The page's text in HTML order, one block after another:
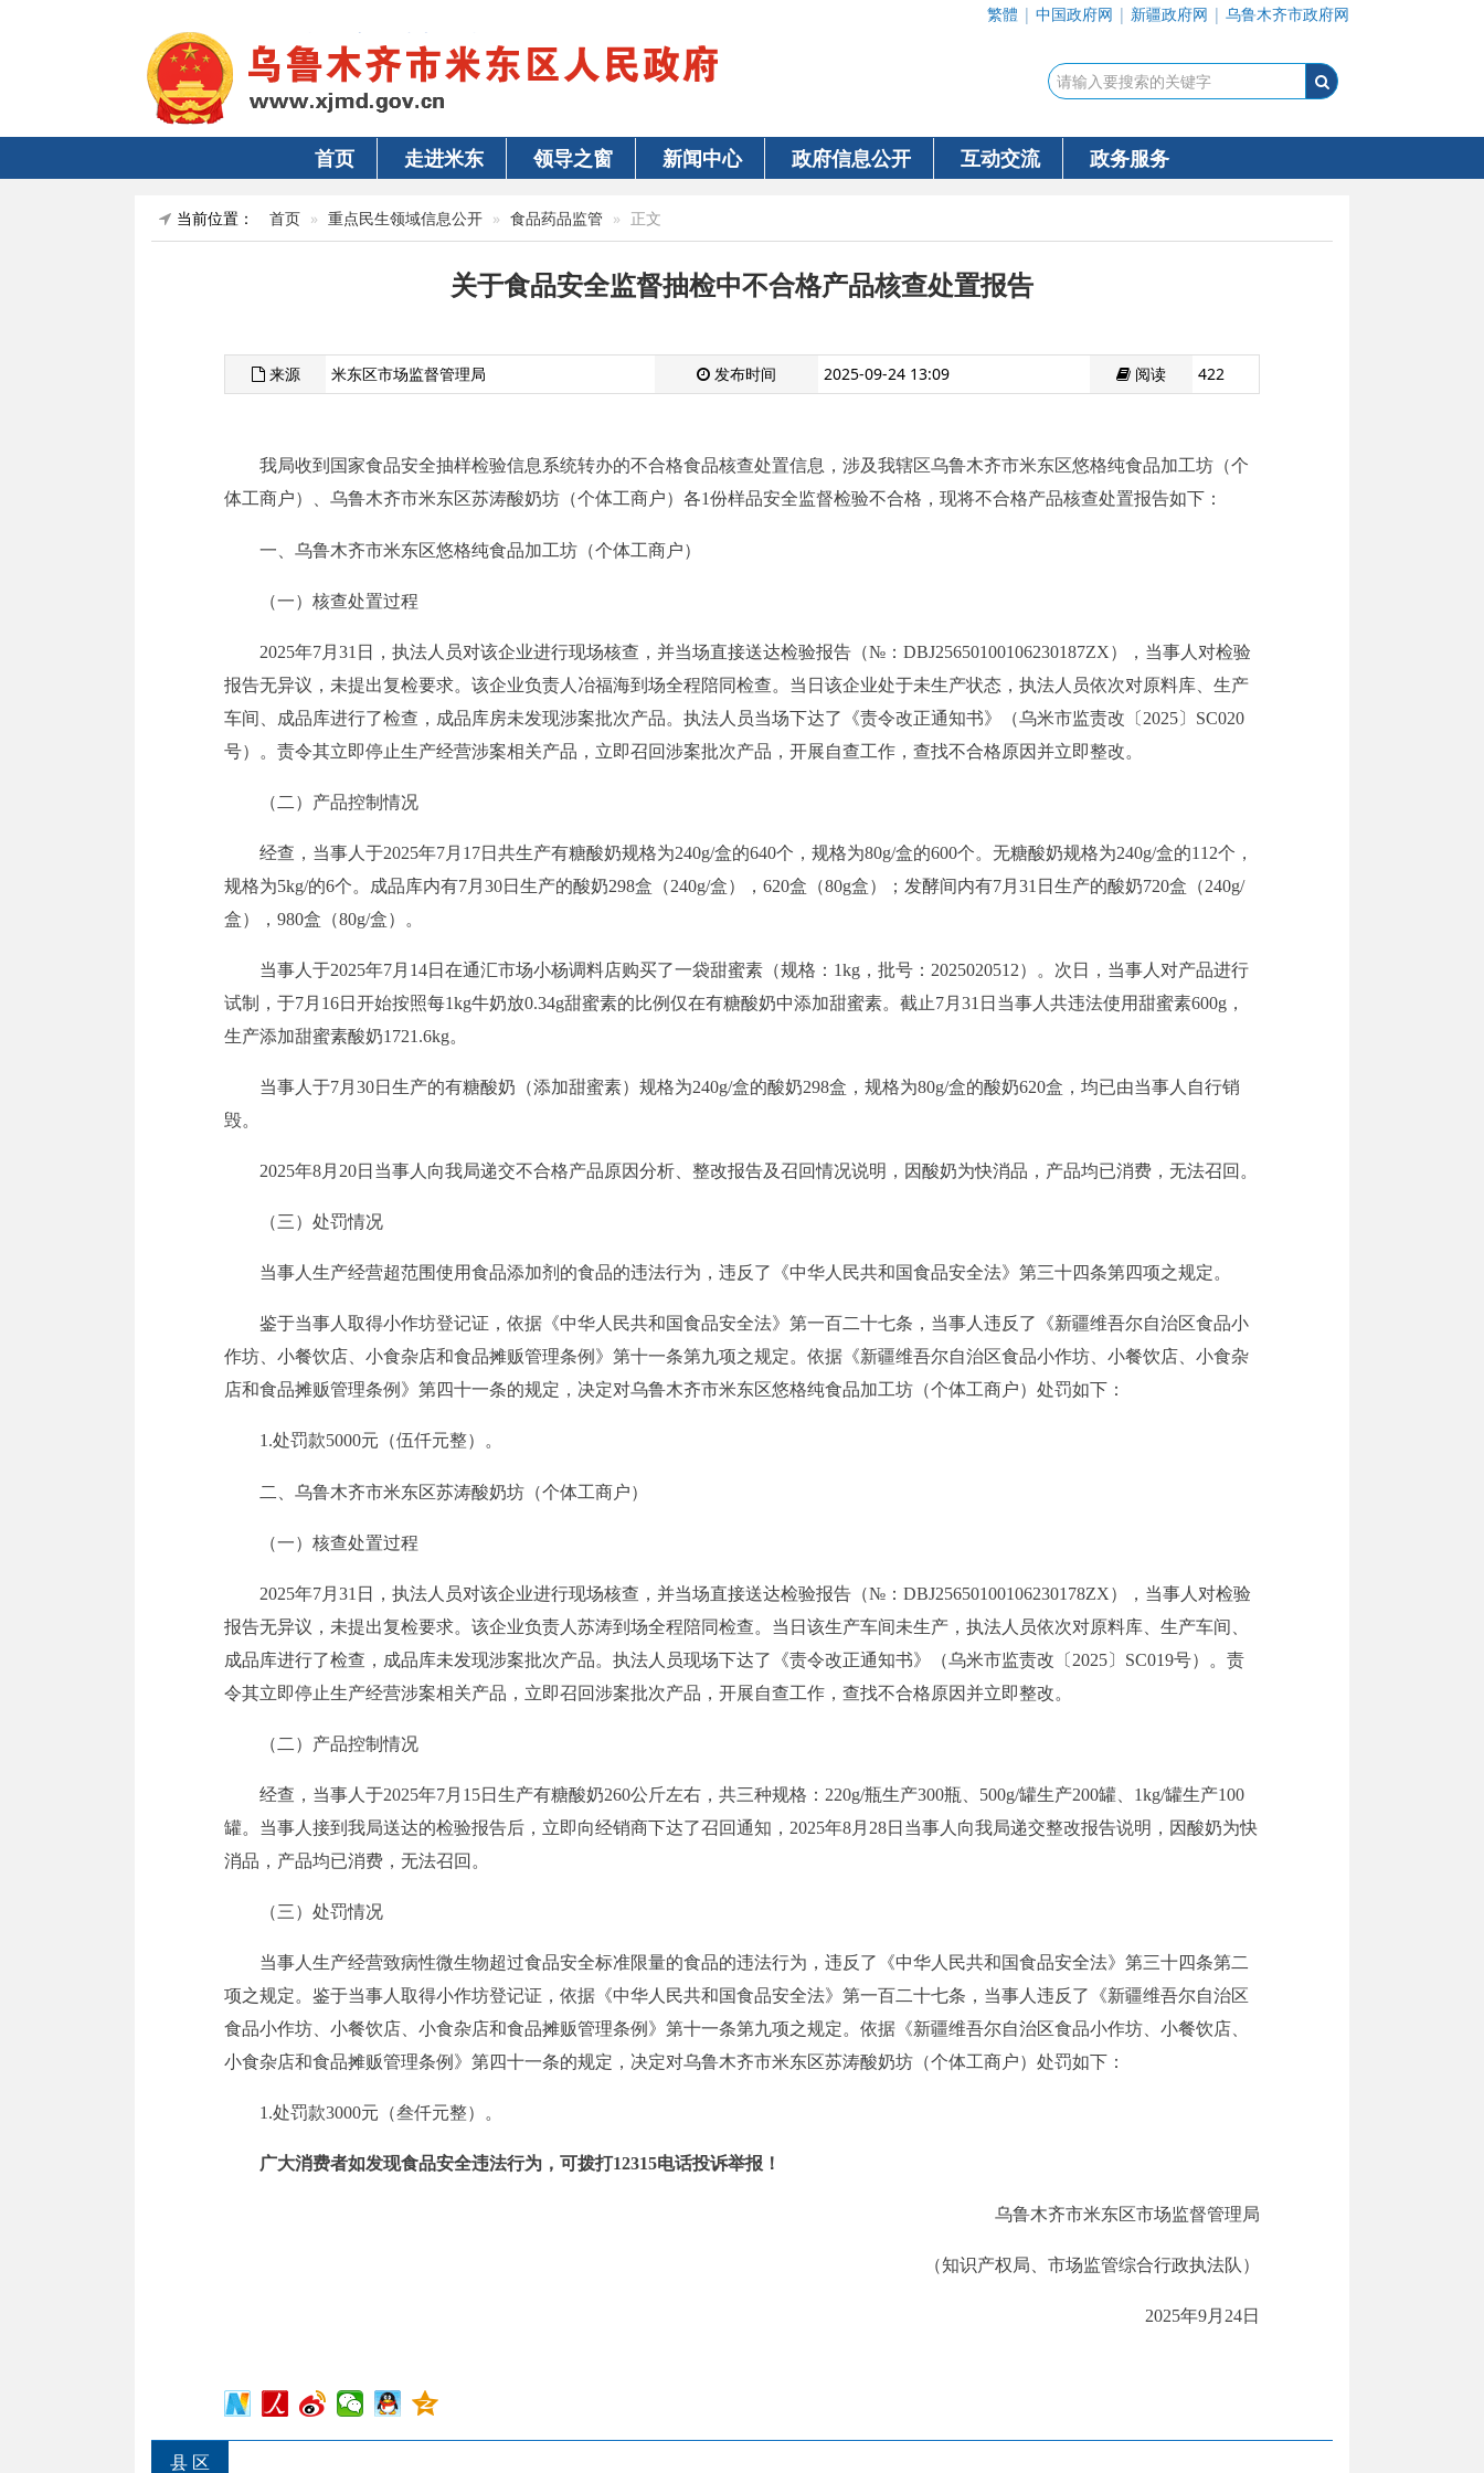
繁體 | 中国政府网 | 新疆政府网 | 乌鲁木齐市政府网
首页 走进米东 领导之窗 新闻中心 政府信息公开 互动交流 政务服务
当前位置： 首页 重点民生领域信息公开 食品药品监管 正文
关于食品安全监督抽检中不合格产品核查处置报告
来源 米东区市场监督管理局 发布时间 2025-09-24 13:09 阅读 422
我局收到国家食品安全抽样检验信息系统转办的不合格食品核查处置信息 ，涉及我辖区乌鲁木齐市米东区悠格纯食品加工坊（个
体工商户）
、乌鲁木齐市米东区苏涛酸奶坊（个体工商户）各1份样品安全监督检验不合格，现将不合格产品核查处置报告如下：
一、乌鲁木齐市米东区悠格纯食品加工坊（个体工商户）
（一）核查处置过程
2025年7月31 日
，执法人员对该企业进行现场核查，并当场直接送达检验报告（№：DBJ25650100106230187ZX），当事人对检验
报告无异议，未提出复检要求。该企业负责人冶福海到场全程陪同检查。当日该企业处于未生产状态，执法人员依次对原料库、生产
车间、成品库进行了检查，成品库房未发现涉案批次产品。执法人员当场下达了《责令改正通知书》（乌米市监责改〔2025〕SC020
号）。责令其立即停止生产经营涉案相关产品，立即召回涉案批次产品，开展自查工作，查找不合格原因并立即整改。
（二）产品控制情况
经查，当事人于2025年7月17日共生产有糖酸奶规格为240g/盒的640个，规格为80g/盒的600个。无糖酸奶规格为240g/盒的112个，
规格为5kg/的6个。成品库内有7月30日生产的酸奶298盒（240g/盒），620盒（80g盒）；发酵间内有7月31日生产的酸奶720盒（240g/
盒），980盒（80g/盒）。
当事人于2025年7月14日在通汇市场小杨调料店购买了一袋甜蜜素（规格：1kg，批号：2025020512）。次日，当事人对产品进行
试制，于7月16日开始按照每1kg牛奶放0.34g甜蜜素的比例仅在有糖酸奶中添加甜蜜素。截止7月31日当事人共违法使用甜蜜素600g，
生产添加甜蜜素酸奶1721.6kg。
当事人于7月30日生产的有糖酸奶（添加甜蜜素）规格为240g/盒的酸奶298盒，规格为80g/盒的酸奶620盒，均已由当事人自行销
毁。
2025年8月20日当事人向我局递交不合格产品原因分析、整改报告及召回情况说明，因酸奶为快消品，产品均已消费，无法召回。
（三）处罚情况
当事人 生产经营超范围使用食品添加剂的食品的违法行为， 违反了《中华人民共和国食品安全法》第三十四条第四项之规定。
鉴于当事人取得小作坊登记证，依据《中华人民共和国食品安全法》第一百二十七条 ，当事人违反了
《新疆维吾尔自治区食品小
作坊、小餐饮店、小食杂店和食品摊贩管理条例》第十一条第九项之规定。 依据《新疆维吾尔自治区食品小作坊、小餐饮店、小食杂
店和食品摊贩管理条例》第四十一条的规定，决定对乌鲁木齐市米东区悠格纯食品加工坊（个体工商户）处罚如下：
1.处罚款5000元（伍仟元整）。
二、乌鲁木齐市米东区苏涛酸奶坊（个体工商户）
（一）核查处置过程
2025年7月31日 ， 执法人员对该企业进行现场核查，并当场直接送达检验报告（№：DBJ25650100106230178ZX），当事人对检验
报告无异议，未提出复检要求。该企业负责人苏涛到场全程陪同检查。当日该生产车间未生产，执法人员依次对原料库、生产车间、
成品库进行了检查，成品库未发现涉案批次产品。执法人员现场下达了《责令改正通知书》（乌米市监责改〔2025〕SC019号）。责
令其立即停止生产经营涉案相关产品，立即召回涉案批次产品，开展自查工作，查找不合格原因并立即整改。
（二）产品控制情况
经查，当事人 于2025年7月15日生产有糖酸奶260公斤左右，共三种规格：220g/瓶生产300瓶、500g/罐生产200罐、1kg/罐生产100
罐。当事人接到我局送达的检验报告后，立即向经销商下达了召回通知，2025年8月28日当事人向我局递交整改报告说明，因酸奶为快
消品，产品均已消费，无法召回。
（三）处罚情况
当事人生产经营致病性微生物超过食品安全标准限量的食品的违法行为，违反了 《中华人民共和国食品安全法》第三十四条第二
项之规定。 鉴于当事人取得小作坊登记证，依据《中华人民共和国食品安全法》第一百二十七条 ，当事人违反了
《新疆维吾尔自治区
食品小作坊、小餐饮店、小食杂店和食品摊贩管理条例》第十一条第九项之规定。 依据《新疆维吾尔自治区食品小作坊、小餐饮店、
小食杂店和食品摊贩管理条例》第四十一条的规定，决定对乌鲁木齐市米东区苏涛酸奶坊（个体工商户）处罚如下：
1.处罚款3000元（叁仟元整）。
广大消费者如发现食品安全违法行为，可拨打12315电话投诉举报！
乌鲁木齐市米东区市场监督管理局
（知识产权局、市场监管综合行政执法队）
2025年9月 24日
县 区